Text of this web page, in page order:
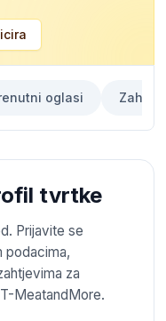
oglasi
tvrtke
Prijavite se
podacima,
za
MeatandMore.